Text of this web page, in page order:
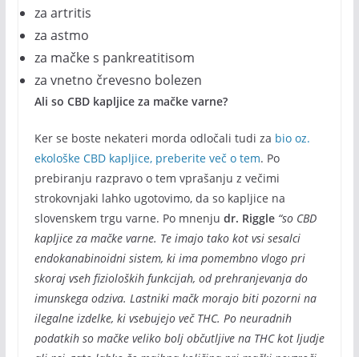
za artritis
za astmo
za mačke s pankreatitisom
za vnetno črevesno bolezen
Ali so CBD kapljice za mačke varne?
Ker se boste nekateri morda odločali tudi za bio oz.
ekološke CBD kapljice, preberite več o tem. Po
prebiranju razpravo o tem vprašanju z večimi
strokovnjaki lahko ugotovimo, da so kapljice na
slovenskem trgu varne. Po mnenju dr. Riggle “so CBD
kapljice za mačke varne. Te imajo tako kot vsi sesalci
endokanabinoidni sistem, ki ima pomembno vlogo pri
skoraj vseh fizioloških funkcijah, od prehranjevanja do
imunskega odziva. Lastniki mačk morajo biti pozorni na
ilegalne izdelke, ki vsebujejo več THC. Po neuradnih
podatkih so mačke veliko bolj občutljive na THC kot ljudje